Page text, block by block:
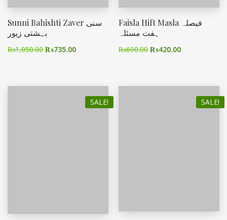
Sunni Bahishti Zaver سنی
بہشتی زیور
₨1,050.00 ₨735.00
Faisla Hift Masla فیصلہ
ہفت مسئلہ
₨600.00 ₨420.00
SALE! SALE!